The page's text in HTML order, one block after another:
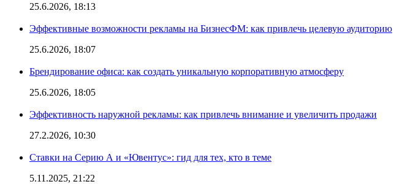
25.6.2026, 18:13
Эффективные возможности рекламы на БизнесФМ: как привлечь целевую аудиторию
25.6.2026, 18:07
Брендирование офиса: как создать уникальную корпоративную атмосферу
25.6.2026, 18:05
Эффективность наружной рекламы: как привлечь внимание и увеличить продажи
27.2.2026, 10:30
Ставки на Серию А и «Ювентус»: гид для тех, кто в теме
5.11.2025, 21:22